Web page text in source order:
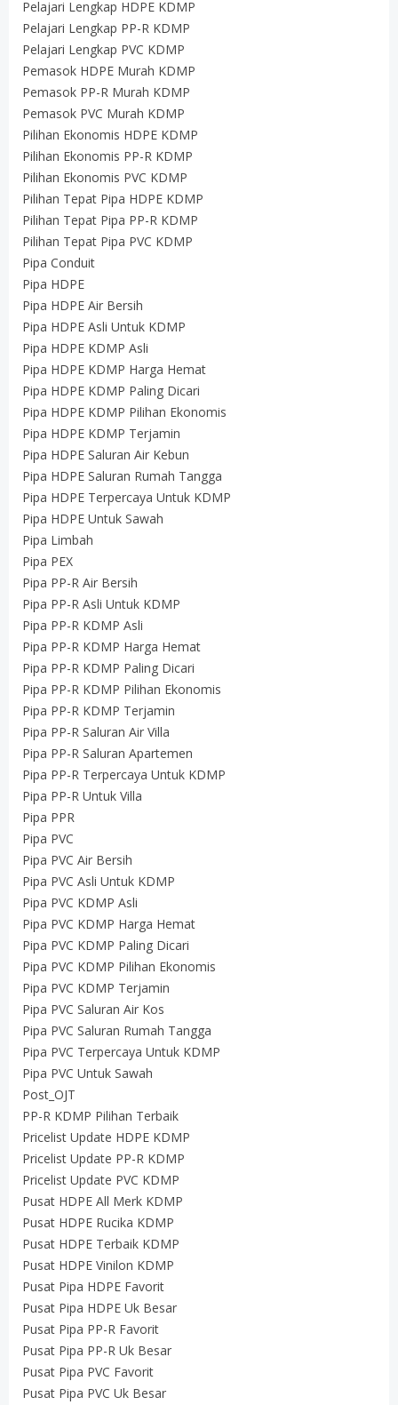
Pelajari Lengkap HDPE KDMP
Pelajari Lengkap PP-R KDMP
Pelajari Lengkap PVC KDMP
Pemasok HDPE Murah KDMP
Pemasok PP-R Murah KDMP
Pemasok PVC Murah KDMP
Pilihan Ekonomis HDPE KDMP
Pilihan Ekonomis PP-R KDMP
Pilihan Ekonomis PVC KDMP
Pilihan Tepat Pipa HDPE KDMP
Pilihan Tepat Pipa PP-R KDMP
Pilihan Tepat Pipa PVC KDMP
Pipa Conduit
Pipa HDPE
Pipa HDPE Air Bersih
Pipa HDPE Asli Untuk KDMP
Pipa HDPE KDMP Asli
Pipa HDPE KDMP Harga Hemat
Pipa HDPE KDMP Paling Dicari
Pipa HDPE KDMP Pilihan Ekonomis
Pipa HDPE KDMP Terjamin
Pipa HDPE Saluran Air Kebun
Pipa HDPE Saluran Rumah Tangga
Pipa HDPE Terpercaya Untuk KDMP
Pipa HDPE Untuk Sawah
Pipa Limbah
Pipa PEX
Pipa PP-R Air Bersih
Pipa PP-R Asli Untuk KDMP
Pipa PP-R KDMP Asli
Pipa PP-R KDMP Harga Hemat
Pipa PP-R KDMP Paling Dicari
Pipa PP-R KDMP Pilihan Ekonomis
Pipa PP-R KDMP Terjamin
Pipa PP-R Saluran Air Villa
Pipa PP-R Saluran Apartemen
Pipa PP-R Terpercaya Untuk KDMP
Pipa PP-R Untuk Villa
Pipa PPR
Pipa PVC
Pipa PVC Air Bersih
Pipa PVC Asli Untuk KDMP
Pipa PVC KDMP Asli
Pipa PVC KDMP Harga Hemat
Pipa PVC KDMP Paling Dicari
Pipa PVC KDMP Pilihan Ekonomis
Pipa PVC KDMP Terjamin
Pipa PVC Saluran Air Kos
Pipa PVC Saluran Rumah Tangga
Pipa PVC Terpercaya Untuk KDMP
Pipa PVC Untuk Sawah
Post_OJT
PP-R KDMP Pilihan Terbaik
Pricelist Update HDPE KDMP
Pricelist Update PP-R KDMP
Pricelist Update PVC KDMP
Pusat HDPE All Merk KDMP
Pusat HDPE Rucika KDMP
Pusat HDPE Terbaik KDMP
Pusat HDPE Vinilon KDMP
Pusat Pipa HDPE Favorit
Pusat Pipa HDPE Uk Besar
Pusat Pipa PP-R Favorit
Pusat Pipa PP-R Uk Besar
Pusat Pipa PVC Favorit
Pusat Pipa PVC Uk Besar